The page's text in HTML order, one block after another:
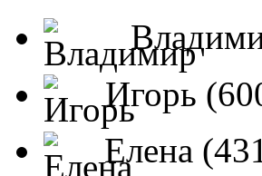
Игорь
Елена